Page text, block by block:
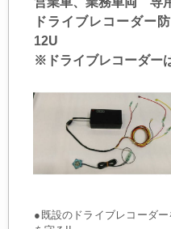
ドライブレコーダー
12U
※ドライブレコーダー
●既設のドライブレコーダ